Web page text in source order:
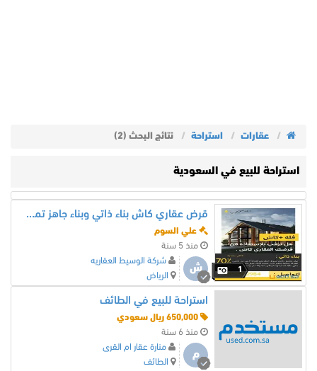
عقارات استراحة نتائج البحث (2)
استراحة للبيع في السعودية
1
قرض عقاري كاش بناء ذاتي وبناء جاهز تمويل
علي السوم
منذ 5 سنة
ش
شركة الوسيط العقاريه
الرياض
استراحة للبيع في الطائف
منذ 6 سنة
م
منارة عقار ام القرى
الطائف